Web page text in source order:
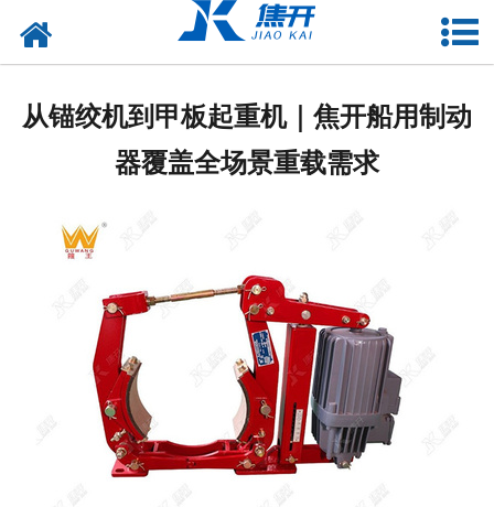
联系焦开
从锚绞机到甲板起重机｜焦开船用制动
器覆盖全场景重载需求